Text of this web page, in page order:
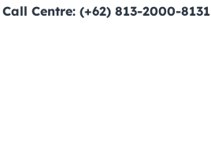
Call Centre: (+62) 813-2000-8131